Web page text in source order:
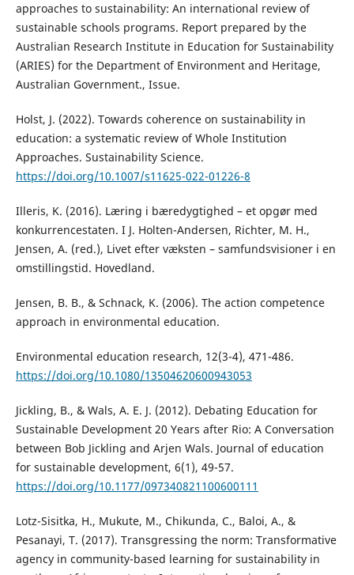
approaches to sustainability: An international review of
sustainable schools programs. Report prepared by the
Australian Research Institute in Education for Sustainability
(ARIES) for the Department of Environment and Heritage,
Australian Government., Issue.
Holst, J. (2022). Towards coherence on sustainability in
education: a systematic review of Whole Institution
Approaches. Sustainability Science.
https://doi.org/10.1007/s11625-022-01226-8
Illeris, K. (2016). Læring i bæredygtighed – et opgør med
konkurrencestaten. I J. Holten-Andersen, Richter, M. H.,
Jensen, A. (red.), Livet efter væksten – samfundsvisioner i en
omstillingstid. Hovedland.
Jensen, B. B., & Schnack, K. (2006). The action competence
approach in environmental education.
Environmental education research, 12(3-4), 471-486.
https://doi.org/10.1080/13504620600943053
Jickling, B., & Wals, A. E. J. (2012). Debating Education for
Sustainable Development 20 Years after Rio: A Conversation
between Bob Jickling and Arjen Wals. Journal of education
for sustainable development, 6(1), 49-57.
https://doi.org/10.1177/097340821100600111
Lotz-Sisitka, H., Mukute, M., Chikunda, C., Baloi, A., &
Pesanayi, T. (2017). Transgressing the norm: Transformative
agency in community-based learning for sustainability in